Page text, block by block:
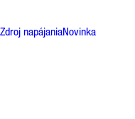
Zdroj napájaniaNovinka